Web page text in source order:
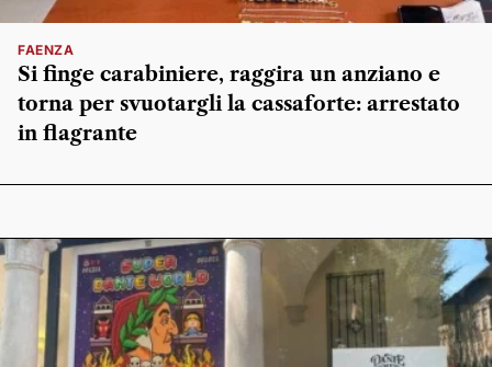
FAENZA
Si finge carabiniere, raggira un anziano e
torna per svuotargli la cassaforte: arrestato
in flagrante